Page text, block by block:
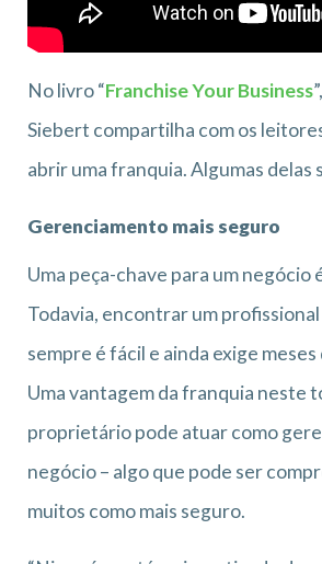
No livro “Franchise Your Business
Siebert compartilha com os
abrir uma franquia. Algumas delas
Gerenciamento mais seguro
Uma peça-chave para um negócio
Todavia, encontrar um
sempre é fácil e ainda exige
Uma vantagem da franquia neste
proprietário pode atuar como
negócio – algo que pode ser
muitos como mais seguro.